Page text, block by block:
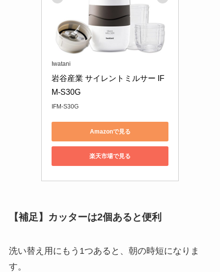
Iwatani
岩谷産業 サイレントミルサー IF
M-S30G
IFM-S30G
Amazonで見る
楽天市場で見る
【補足】カッターは2個あると便利
洗い替え用にもう1つあると、朝の時短になりま
す。